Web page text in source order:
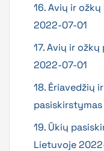
16. Avių ir
2022-07-01
17. Avių ir
2022-07-01
18. Ėriavedžių
19. Ūkių
Lietuvoje